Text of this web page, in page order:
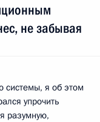
не забывая
системы, я об этом
упрочить
разумную,